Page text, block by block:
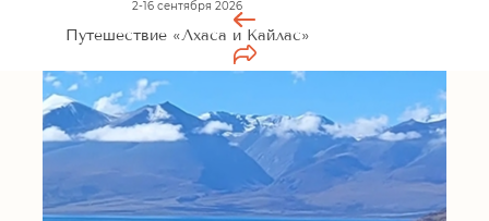
2-16 сентября 2026
Путешествие «‎Лхаса и Кайлас»